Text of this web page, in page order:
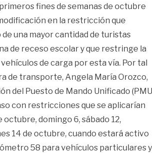
fines de semanas de octubre
en la restricción que
una mayor cantidad de turistas
de receso escolar y que restringe la
de carga por esta vía. Por tal
de transporte, Angela María Orozco,
del Puesto de Mando Unificado
con restricciones que se aplicarían
octubre, domingo 6, sábado 12,
14 de octubre, cuando estará activo
58 para vehículos particulares y